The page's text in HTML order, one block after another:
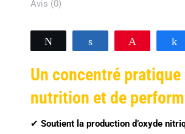
Avis (0)
Tweetez Partagez Épingle
Un concentré pratique
nutrition et de
✔ Soutient la production d’oxyde